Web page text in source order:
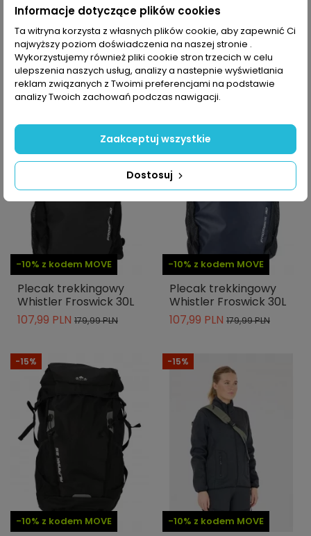
-10% z kodem MOVE
Plecak trekkingowy
Whistler Galibier 24L
152,99 PLN 179,99 PLN
-10% z kodem MOVE
Plecak trekkingowy
Whistler Froswick 10L
71,99 PLN 119,99 PLN
-10% z kodem MOVE
Plecak trekkingowy
Whistler Froswick 30L
107,99 PLN 179,99 PLN
-10% z kodem MOVE
Plecak trekkingowy
Whistler Froswick 30L
107,99 PLN 179,99 PLN
-10% z kodem MOVE
-15%
-10% z kodem MOVE
-15%
Informacje dotyczące plików cookies
Ta witryna korzysta z własnych plików cookie, aby zapewnić Ci
najwyższy poziom doświadczenia na naszej stronie .
Wykorzystujemy również pliki cookie stron trzecich w celu
ulepszenia naszych usług, analizy a nastepnie wyświetlania
reklam związanych z Twoimi preferencjami na podstawie
analizy Twoich zachowań podczas nawigacji.
Dostosuj
Zaakceptuj wszystkie